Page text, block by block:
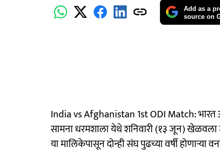
Add as a
source on
India vs Afghanistan 1st ODI Match:
सामना धरमशाला येथे शनिवारी (१३ जून) खेळवला
या मालिकेपासून दोन्ही संघ पुढच्या वर्षी